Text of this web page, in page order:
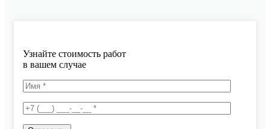
Узнайте стоимость работ
в вашем случае